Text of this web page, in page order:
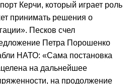
Керчи, который играет роль
принимать решения о
Песков счел
Петра Порошенко
НАТО: «Сама постановка
на дальнейшее
на продолжение